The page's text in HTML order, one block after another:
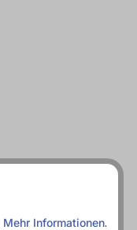
Mehr Informationen.